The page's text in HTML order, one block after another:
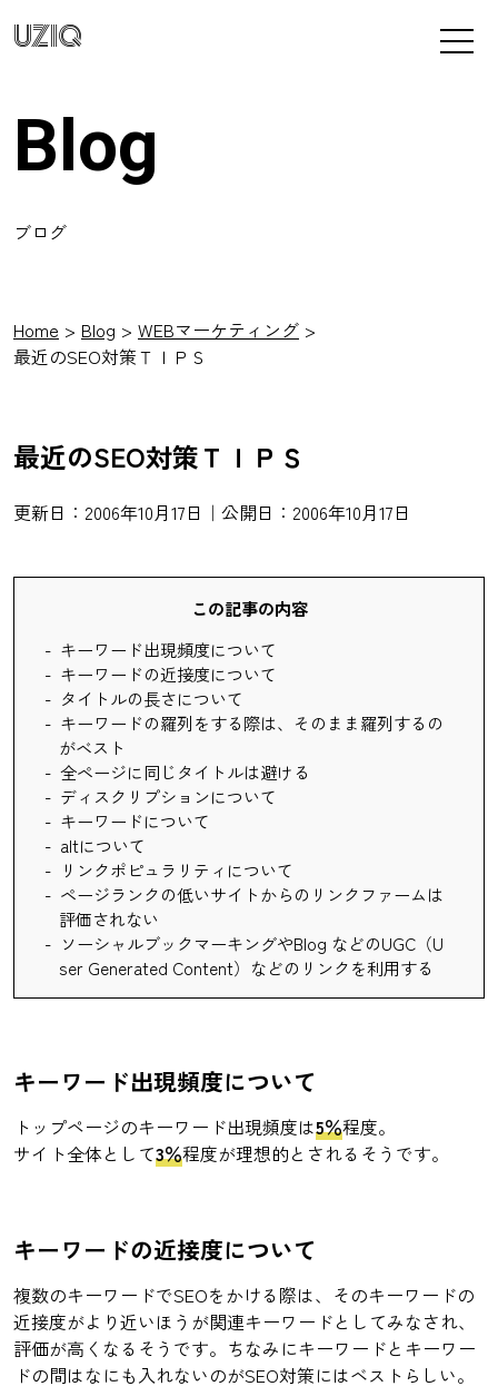
UZIQ
Blog
ブログ
Home Blog
WEBマーケティング
最近のSEO対策ＴＩＰＳ
最近のSEO対策ＴＩＰＳ
更新日：2006年10月17日｜公開日：2006年10月17日
この記事の内容
キーワード出現頻度について
キーワードの近接度について
タイトルの長さについて
キーワードの羅列をする際は、そのまま羅列するの
がベスト
全ページに同じタイトルは避ける
ディスクリプションについて
キーワードについて
altについて
リンクポピュラリティについて
ページランクの低いサイトからのリンクファームは
評価されない
ソーシャルブックマーキングやBlog などのUGC（U
ser Generated Content）などのリンクを利用する
キーワード出現頻度について
トップページのキーワード出現頻度は5％程度。
サイト全体として3％程度が理想的とされるそうです。
キーワードの近接度について
複数のキーワードでSEOをかける際は、そのキーワードの
近接度がより近いほうが関連キーワードとしてみなされ、
評価が高くなるそうです。ちなみにキーワードとキーワー
ドの間はなにも入れないのがSEO対策にはベストらしい。